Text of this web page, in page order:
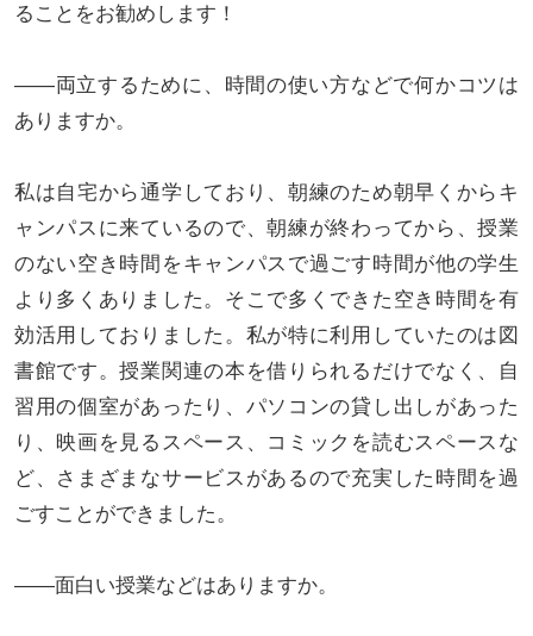
ることをお勧めします！
――両立するために、時間の使い方などで何かコツは
ありますか。
私は自宅から通学しており、朝練のため朝早くからキ
ャンパスに来ているので、朝練が終わってから、授業
のない空き時間をキャンパスで過ごす時間が他の学生
より多くありました。そこで多くできた空き時間を有
効活用しておりました。私が特に利用していたのは図
書館です。授業関連の本を借りられるだけでなく、自
習用の個室があったり、パソコンの貸し出しがあった
り、映画を見るスペース、コミックを読むスペースな
ど、さまざまなサービスがあるので充実した時間を過
ごすことができました。
――面白い授業などはありますか。